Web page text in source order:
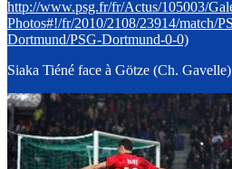
Siaka Tiéné face à Götze (Ch. Gavelle)